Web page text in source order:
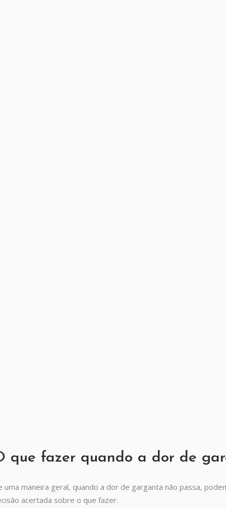
que fazer quando a dor de
uma maneira geral, quando a dor de garganta não passa,
acertada sobre o que fazer.